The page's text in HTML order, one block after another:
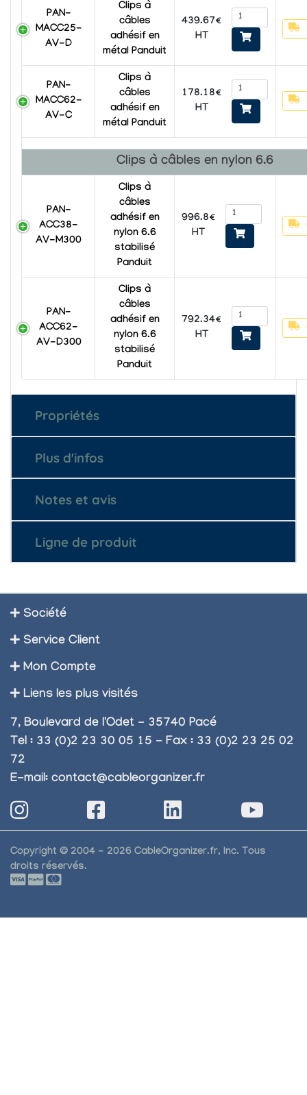
PAN-
MACC25-
AV-D
Clips à
câbles
adhésif en
métal Panduit
439.67€
HT
PAN-
MACC62-
AV-C
Clips à
câbles
adhésif en
métal Panduit
178.18€
HT
Clips à câbles en nylon 6.6
PAN-
ACC38-
AV-M300
Clips à
câbles
adhésif en
nylon 6.6
stabilisé
Panduit
996.8€
HT
PAN-
ACC62-
AV-D300
Clips à
câbles
adhésif en
nylon 6.6
stabilisé
Panduit
792.34€
HT
Propriétés
Plus d'infos
Notes et avis
Ligne de produit
Société
Service Client
Mon Compte
Liens les plus visités
7, Boulevard de l'Odet - 35740 Pacé
Tel : 33 (0)2 23 30 05 15 - Fax : 33 (0)2 23 25 02
72
E-mail: contact@cableorganizer.fr
Copyright © 2004 - 2026 CableOrganizer.fr, Inc. Tous
droits réservés.